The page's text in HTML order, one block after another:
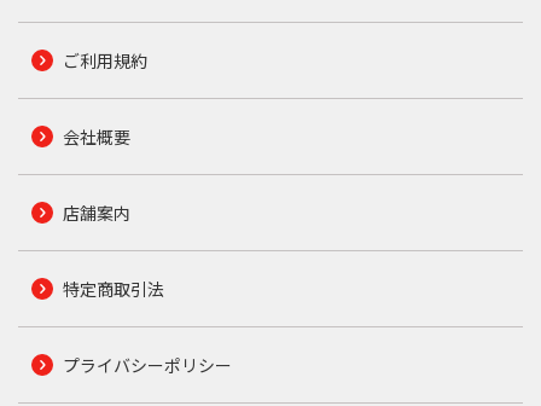
ご利用規約
会社概要
店舗案内
特定商取引法
プライバシーポリシー